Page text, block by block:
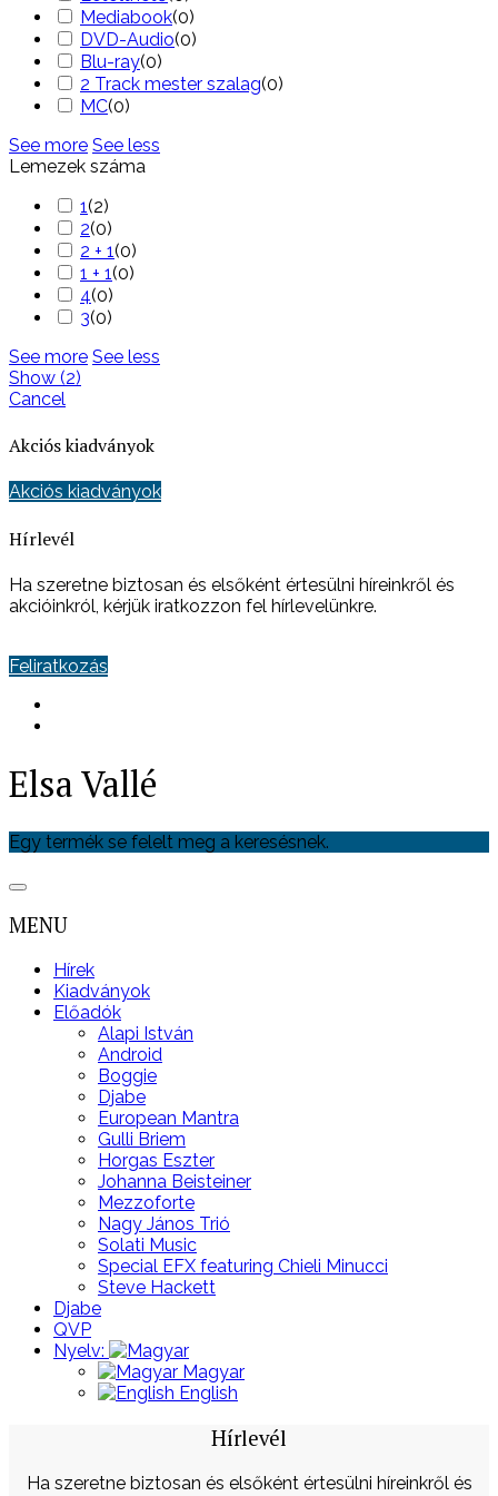
Mediabook(0)
DVD-Audio(0)
Blu-ray(0)
2 Track mester szalag(0)
MC(0)
See more See less
Lemezek száma
1(2)
2(0)
2 + 1(0)
1 + 1(0)
4(0)
3(0)
See more See less
Show (2)
Cancel
Akciós kiadványok
Akciós kiadványok
Hírlevél
Ha szeretne biztosan és elsőként értesülni híreinkről és
akcióinkról, kérjük iratkozzon fel hírlevelünkre.
Feliratkozás
Elsa Vallé
Egy termék se felelt meg a keresésnek.
MENU
Hírek
Kiadványok
Előadók
Alapi István
Android
Boggie
Djabe
European Mantra
Gulli Briem
Horgas Eszter
Johanna Beisteiner
Mezzoforte
Nagy János Trió
Solati Music
Special EFX featuring Chieli Minucci
Steve Hackett
Djabe
QVP
Nyelv:
Magyar
English
Hírlevél
Ha szeretne biztosan és elsőként értesülni híreinkről és